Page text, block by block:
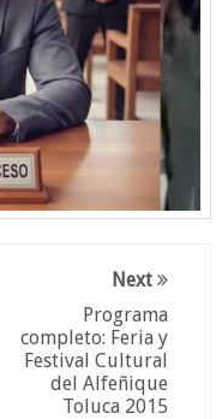
Next
Programa
completo: Feria y
Festival Cultural
del Alfeñique
Toluca 2015